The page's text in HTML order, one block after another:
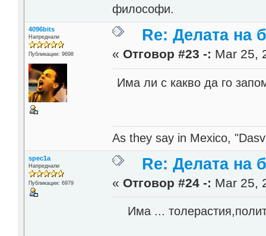
философи.
4096bits
Напреднали
Публикации: 9698
Re: Делата на
« Отговор #23 -: Mar 25,
Има ли с какво да го
As they say in Mexico,
spec1a
Напреднали
Публикации: 6979
Re: Делата на
« Отговор #24 -: Mar 25,
Има ...